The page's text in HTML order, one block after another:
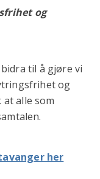
og
til å gjøre vi
og
alle som
her